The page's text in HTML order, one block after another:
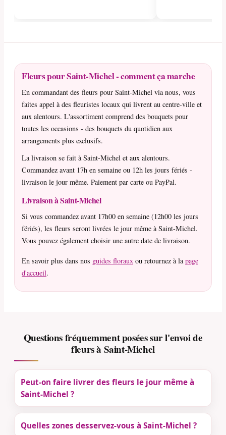
Fleurs pour Saint-Michel - comment ça marche
En commandant des fleurs pour Saint-Michel via nous, vous
faites appel à des fleuristes locaux qui livrent au centre-ville et
aux alentours. L'assortiment comprend des bouquets pour
toutes les occasions - des bouquets du quotidien aux
arrangements plus exclusifs.
La livraison se fait à Saint-Michel et aux alentours.
Commandez avant 17h en semaine ou 12h les jours fériés -
livraison le jour même. Paiement par carte ou PayPal.
Livraison à Saint-Michel
Si vous commandez avant 17h00 en semaine (12h00 les jours
fériés), les fleurs seront livrées le jour même à Saint-Michel.
Vous pouvez également choisir une autre date de livraison.
En savoir plus dans nos guides floraux ou retournez à lapage
d'accueil.
Questions fréquemment posées sur l'envoi de
fleurs à Saint-Michel
Peut-on faire livrer des fleurs le jour même à
Saint-Michel ?
Quelles zones desservez-vous à Saint-Michel ?